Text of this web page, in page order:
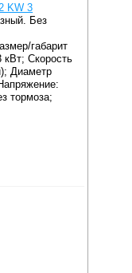
KW 3
Без
габарит
кВт; Скорость
Диаметр
тормоза;